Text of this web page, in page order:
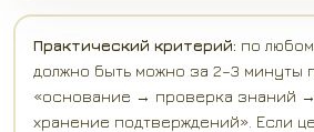
Практический критерий: по
должно быть можно за 2–3 минуты
«основание → проверка знаний
хранение подтверждений». Если